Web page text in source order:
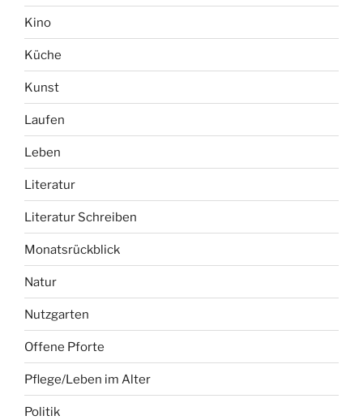
Kino
Küche
Kunst
Laufen
Leben
Literatur
Literatur Schreiben
Monatsrückblick
Natur
Nutzgarten
Offene Pforte
Pflege/Leben im Alter
Politik